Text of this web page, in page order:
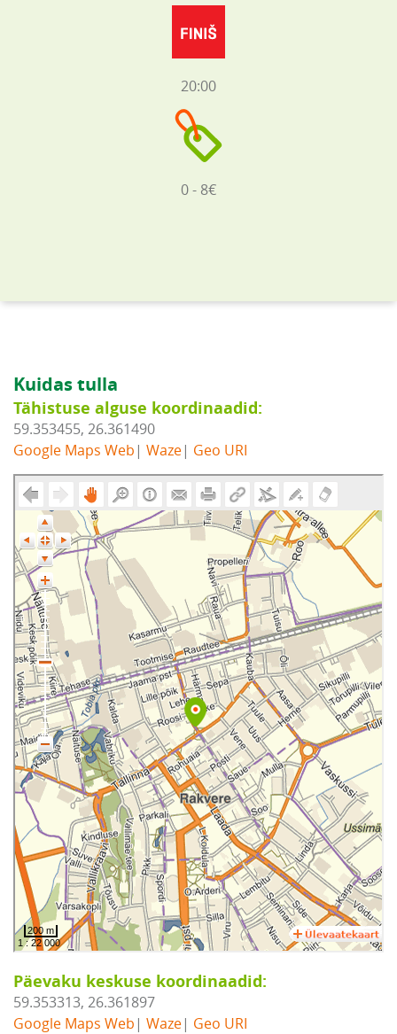
20:00
0 - 8€
Kuidas tulla
Tähistuse alguse koordinaadid:
59.353455, 26.361490
Google Maps Web | Waze| Geo URI
Päevaku keskuse koordinaadid:
59.353313, 26.361897
Google Maps Web | Waze| Geo URI